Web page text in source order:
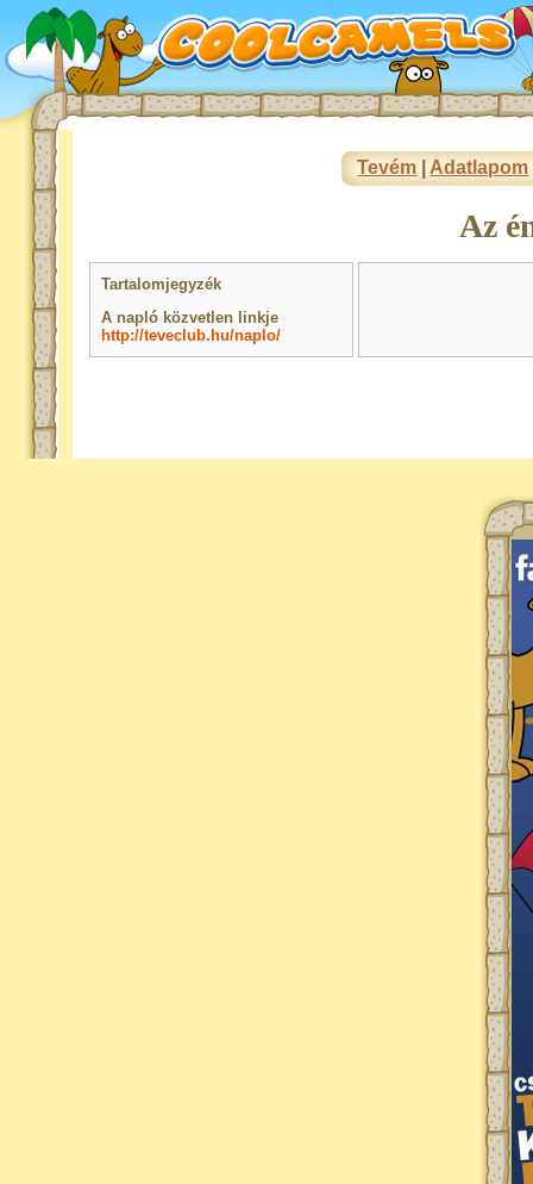
Tevém Adatlapom
Az
Tartalomjegyzék
A napló közvetlen linkje
http://teveclub.hu/naplo/